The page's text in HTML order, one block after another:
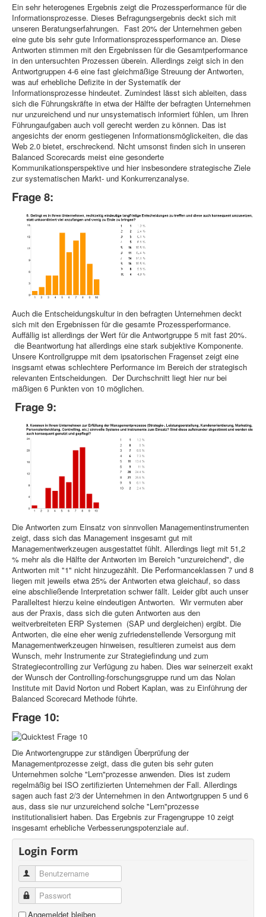
Ein sehr heterogenes Ergebnis zeigt die Prozessperformance für die
Informationsprozesse. Dieses Befragungsergebnis deckt sich mit
unseren Beratungserfahrungen. Fast 20% der Unternehmen geben
eine gute bis sehr gute Informationsprozessperformance an. Diese
Antworten stimmen mit den Ergebnissen für die Gesamtperformance
in den untersuchten Prozessen überein. Allerdings zeigt sich in den
Antwortgruppen 4-6 eine fast gleichmäßige Streuung der Antworten,
was auf erhebliche Defizite in der Systematik der
Informationsprozesse hindeutet. Zumindest lässt sich ableiten, dass
sich die Führungskräfte in etwa der Hälfte der befragten Unternehmen
nur unzureichend und nur unsystematisch informiert fühlen, um Ihren
Führungaufgaben auch voll gerecht werden zu können. Das ist
angesichts der enorm gestiegenen Informationsmöglickeiten, die das
Web 2.0 bietet, erschreckend. Nicht umsonst finden sich in unseren
Balanced Scorecards meist eine gesonderte
Kommunikationsperspektive und hier insbesondere strategische Ziele
zur systematischen Markt- und Konkurrenzanalyse.
Frage 8:
Auch die Entscheidungskultur in den befragten Unternehmen deckt
sich mit den Ergebnissen für die gesamte Prozessperformance.
Auffällig ist allerdings der Wert für die Antwortgruppe 5 mit fast 20%.
die Beantwortung hat allerdings eine stark subjektive Komponente.
Unsere Kontrollgruppe mit dem ipsatorischen Fragenset zeigt eine
insgsamt etwas schlechtere Performance im Bereich der strategisch
relevanten Entscheidungen. Der Durchschnitt liegt hier nur bei
mäßigen 6 Punkten von 10 möglichen.
Frage 9:
Die Antworten zum Einsatz von sinnvollen Managementinstrumenten
zeigt, dass sich das Management insgesamt gut mit
Managementwerkzeugen ausgestattet fühlt. Allerdings liegt mit 51,2
% mehr als die Hälfte der Antworten im Bereich "unzureichend", die
Antworten mit "1" nicht hinzugezählt. Die Performanceklassen 7 und 8
liegen mit jeweils etwa 25% der Antworten etwa gleichauf, so dass
eine abschließende Interpretation schwer fällt. Leider gibt auch unser
Paralleltest hierzu keine eindeutigen Antworten. Wir vermuten aber
aus der Praxis, dass sich die guten Antworten aus den
weitverbreiteten ERP Systemen (SAP und dergleichen) ergibt. Die
Antworten, die eine eher wenig zufriedenstellende Versorgung mit
Managementwerkzeugen hinweisen, resultieren zumeist aus dem
Wunsch, mehr Instrumente zur Strategiefindung und zum
Strategiecontrolling zur Verfügung zu haben. Dies war seinerzeit exakt
der Wunsch der Controlling-forschungsgruppe rund um das Nolan
Institute mit David Norton und Robert Kaplan, was zu Einführung der
Balanced Scorecard Methode führte.
Frage 10:
Die Antwortengruppe zur ständigen Überprüfung der
Managementprozesse zeigt, dass die guten bis sehr guten
Unternehmen solche "Lern"prozesse anwenden. Dies ist zudem
regelmäßig bei ISO zertifizierten Unternehmen der Fall. Allerdings
sagen auch fast 2/3 der Unternehmen in den Antwortgruppen 5 und 6
aus, dass sie nur unzureichend solche "Lern"prozesse
institutionalisiert haben. Das Ergebnis zur Fragengruppe 10 zeigt
insgesamt erhebliche Verbesserungspotenziale auf.
Login Form
Benutzername
Passwort
Angemeldet bleiben